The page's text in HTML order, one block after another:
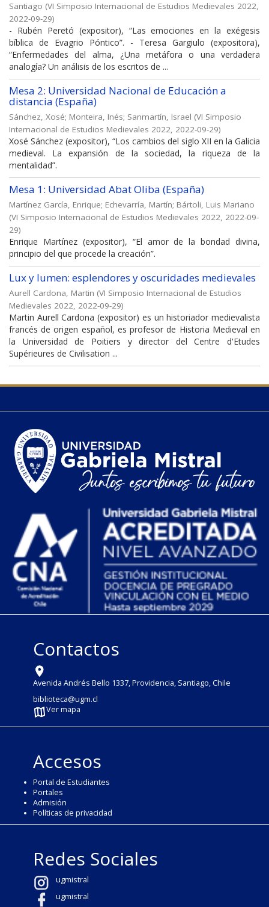
Santiago (VI Simposio Internacional de Estudios Medievales 2022,
2022-09-29)
- Rubén Peretó (expositor), “Las emociones en la exégesis
bíblica de Evagrio Póntico”. - Teresa Gargiulo (expositora),
“Enfermedades del alma, ¿Una metáfora o una verdadera
analogía? Un análisis de los escritos de ...
Mesa 2: Universidad Nacional de Educación a
distancia (España)
Sánchez, Xosé; Monteira, Inés; Sanmartín, Israel (VI Simposio
Internacional de Estudios Medievales 2022, 2022-09-29)
Xosé Sánchez (expositor), “Los cambios del siglo XII en la Galicia
medieval. La expansión de la sociedad, la riqueza de la
mentalidad”.
Mesa 1: Universidad Abat Oliba (España)
Martínez García, Enrique; Echevarría, Martín; Bártoli, Luis Mariano
(VI Simposio Internacional de Estudios Medievales 2022, 2022-09-
29)
Enrique Martínez (expositor), “El amor de la bondad divina,
principio del que procede la creación”.
Lux y lumen: esplendores y oscuridades medievales
Aurell Cardona​, Martin (VI Simposio Internacional de Estudios
Medievales 2022, 2022-09-29)
Martin Aurell Cardona​ (expositor) es un historiador medievalista
francés de origen español, es profesor de Historia Medieval en
la Universidad de Poitiers y director del Centre d'Etudes
Supérieures de Civilisation ...
Contactos
Avenida Andrés Bello 1337, Providencia, Santiago, Chile
biblioteca@ugm.cl
Ver mapa
Accesos
Portal de Estudiantes
Portales
Admisión
Políticas de privacidad
Redes Sociales
ugmistral
ugmistral